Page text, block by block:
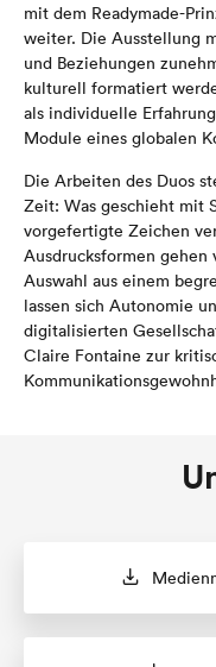
mit dem Readymade-
weiter. Die Ausstellung
und Beziehungen
kulturell formatiert
als individuelle
Module eines globalen
Die Arbeiten des Duos
Zeit: Was geschieht mit
vorgefertigte Zeichen
Ausdrucksformen
Auswahl aus einem
lassen sich Autonomie
digitalisierten
Claire Fontaine zur